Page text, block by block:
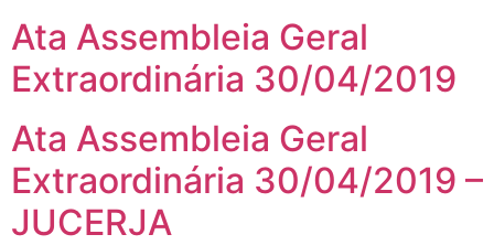
Ata Assembleia Geral
Extraordinária 30/04/2019
Ata Assembleia Geral
Extraordinária 30/04/2019 –
JUCERJA